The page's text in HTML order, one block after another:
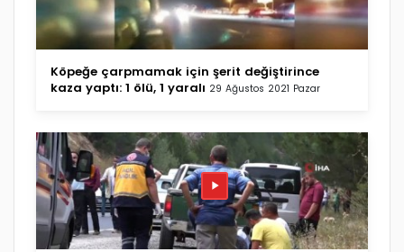
Köpeğe çarpmamak için şerit değiştirince
kaza yaptı: 1 ölü, 1 yaralı 29 Ağustos 2021 Pazar